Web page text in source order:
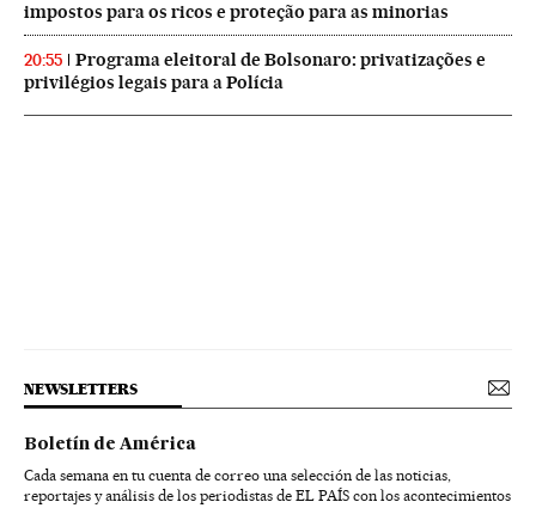
impostos para os ricos e proteção para as minorias
20:55
Programa eleitoral de Bolsonaro: privatizações e
privilégios legais para a Polícia
NEWSLETTERS
Boletín de América
Cada semana en tu cuenta de correo una selección de las noticias,
reportajes y análisis de los periodistas de EL PAÍS con los acontecimientos